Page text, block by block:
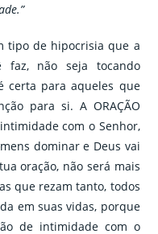
tipo de hipocrisia que a
faz, não seja tocando
certa para aqueles que
para si. A ORAÇÃO
com o Senhor,
dominar e Deus vai
oração, não será mais
que rezam tanto, todos
em suas vidas, porque
de intimidade com o